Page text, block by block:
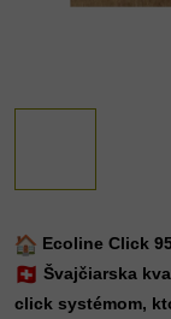
Ecoline Click
Švajčiarska
click systémom,